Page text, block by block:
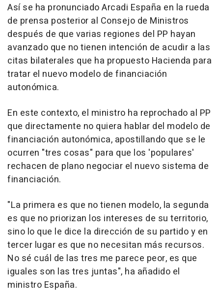
Así se ha pronunciado Arcadi España en la rueda
de prensa posterior al Consejo de Ministros
después de que varias regiones del PP hayan
avanzado que no tienen intención de acudir a las
citas bilaterales que ha propuesto Hacienda para
tratar el nuevo modelo de financiación
autonómica.
En este contexto, el ministro ha reprochado al PP
que directamente no quiera hablar del modelo de
financiación autonómica, apostillando que se le
ocurren "tres cosas" para que los 'populares'
rechacen de plano negociar el nuevo sistema de
financiación.
"La primera es que no tienen modelo, la segunda
es que no priorizan los intereses de su territorio,
sino lo que le dice la dirección de su partido y en
tercer lugar es que no necesitan más recursos.
No sé cuál de las tres me parece peor, es que
iguales son las tres juntas", ha añadido el
ministro España.